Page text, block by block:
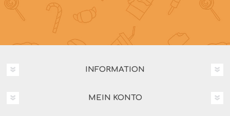
INFORMATION
MEIN KONTO